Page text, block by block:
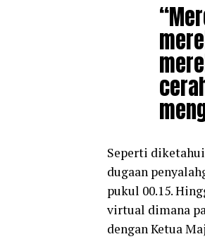
Seperti
dugaan
pukul 00.15.
virtual dimana
dengan Ketua